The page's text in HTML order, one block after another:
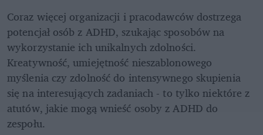
Coraz więcej organizacji i pracodawców dostrzega
potencjał osób z ADHD, szukając sposobów na
wykorzystanie ich unikalnych zdolności.
Kreatywność, umiejętność nieszablonowego
myślenia czy zdolność do intensywnego skupienia
się na interesujących zadaniach - to tylko niektóre z
atutów, jakie mogą wnieść osoby z ADHD do
zespołu.